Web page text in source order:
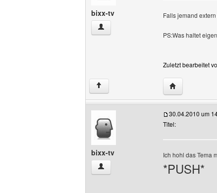
bixx-tv
bixx-tv Benutzer-Profile anzeigen
Falls jemand
PS:Was haltet
Zuletzt bearbeitet
↑ Website
bixx-tv
bixx-tv Benutzer-Profile anzeigen
30.04.2010 um
Titel:
Ich hohl das Tema
*PUSH*